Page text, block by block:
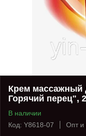
Крем массажный
Горячий перец",
В наличии
Код: Y8618-07
Опт и